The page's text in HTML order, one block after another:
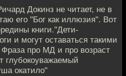
Докинз не читает, не в
его "Бог как иллюзия". Вот
книги."Дети-
и могут оставаться такими
про МД и про возраст
глубокоуважаемый
окатило"